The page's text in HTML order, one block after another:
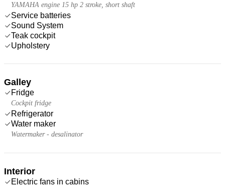
YAMAHA engine 15 hp 2 stroke, short shaft
Service batteries
Sound System
Teak cockpit
Upholstery
Galley
Fridge
Cockpit fridge
Refrigerator
Water maker
Watermaker - desalinator
Interior
Electric fans in cabins